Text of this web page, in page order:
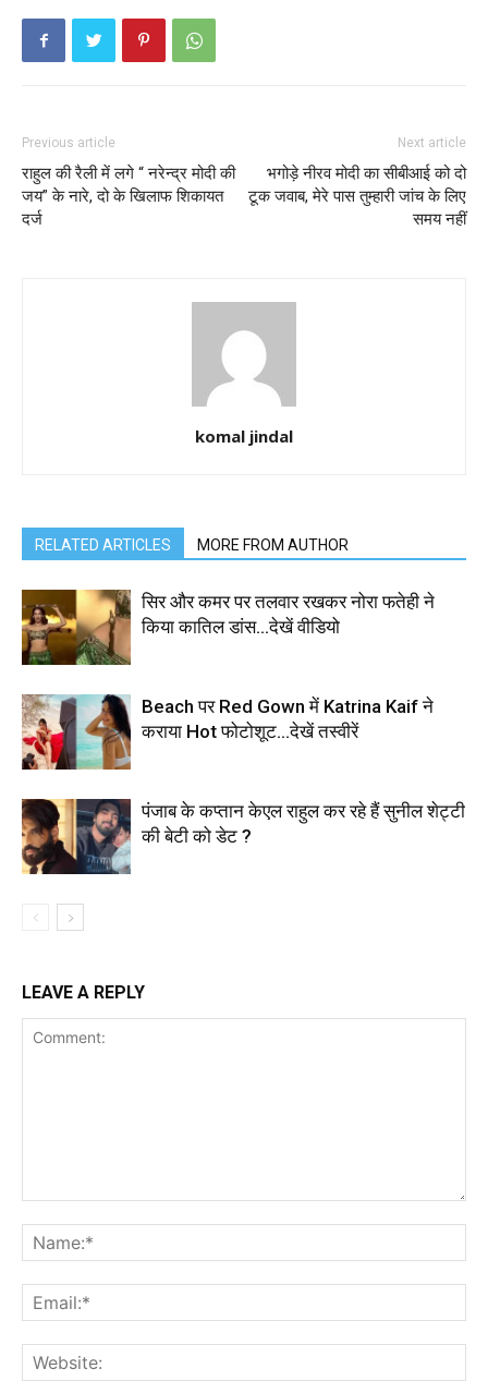
Previous article
राहुल की रैली में लगे “ नरेन्द्र मोदी की
जय” के नारे, दो के खिलाफ शिकायत
दर्ज
Next article
भगोड़े नीरव मोदी का सीबीआई को दो
टूक जवाब, मेरे पास तुम्हारी जांच के लिए
समय नहीं
komal jindal
RELATED ARTICLES MORE FROM AUTHOR
सिर और कमर पर तलवार रखकर नोरा फतेही ने
किया कातिल डांस…देखें वीडियो
Beach पर Red Gown में Katrina Kaif ने
कराया Hot फोटोशूट…देखें तस्वीरें
पंजाब के कप्तान केएल राहुल कर रहे हैं सुनील शेट्टी
की बेटी को डेट ?
LEAVE A REPLY